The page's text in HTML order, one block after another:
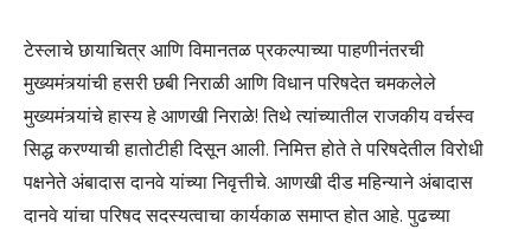
टेस्लाचे छायाचित्र आणि विमानतळ प्रकल्पाच्या पाहणीनंतरची
मुख्यमंत्र्यांची हसरी छबी निराळी आणि विधान परिषदेत चमकलेले
मुख्यमंत्र्यांचे हास्य हे आणखी निराळे! तिथे त्यांच्यातील राजकीय वर्चस्व
सिद्ध करण्याची हातोटीही दिसून आली. निमित्त होते ते परिषदेतील विरोधी
पक्षनेते अंबादास दानवे यांच्या निवृत्तीचे. आणखी दीड महिन्याने अंबादास
दानवे यांचा परिषद सदस्यत्वाचा कार्यकाळ समाप्त होत आहे. पुढच्या